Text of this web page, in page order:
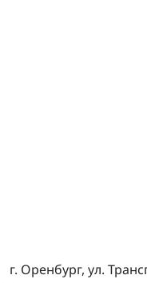
г. Оренбург, ул.